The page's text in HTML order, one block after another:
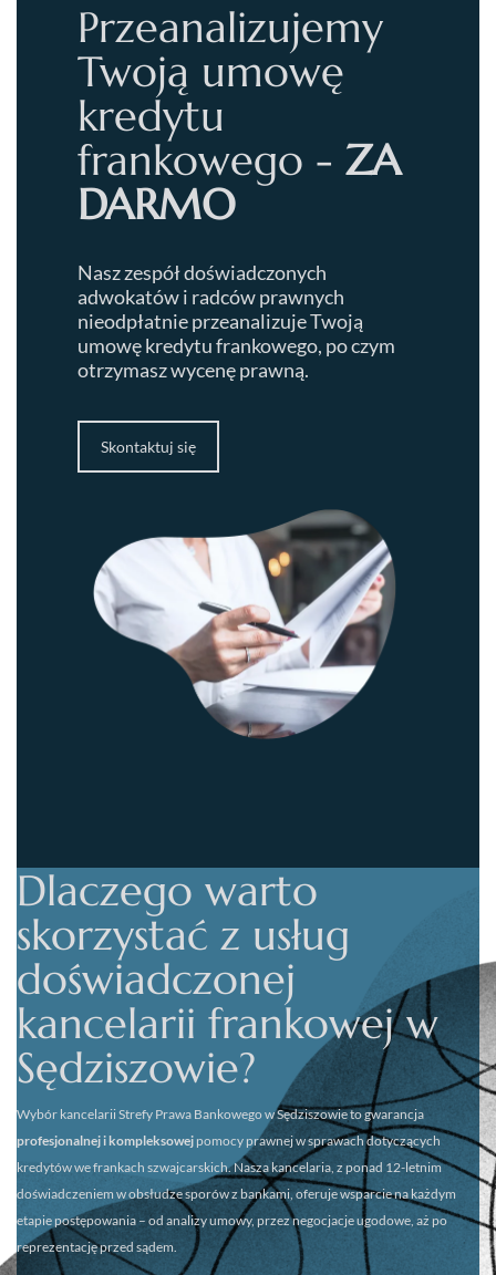
Przeanalizujemy
Twoją umowę
kredytu
frankowego - ZA
DARMO
Nasz zespół doświadczonych
adwokatów i radców prawnych
nieodpłatnie przeanalizuje Twoją
umowę kredytu frankowego, po czym
otrzymasz wycenę prawną.
Skontaktuj się
Dlaczego warto
skorzystać z usług
doświadczonej
kancelarii frankowej w
Sędziszowie?
Wybór kancelariiStrefy Prawa Bankowego w Sędziszowieto gwarancja
profesjonalnej i kompleksowej pomocy prawnej w sprawach dotyczących
kredytów we frankach szwajcarskich. Nasza kancelaria, z ponad 12-letnim
doświadczeniem w obsłudze sporów z bankami, oferuje wsparcie na każdym
etapie postępowania – od analizy umowy, przez negocjacje ugodowe, aż po
reprezentację przed sądem.